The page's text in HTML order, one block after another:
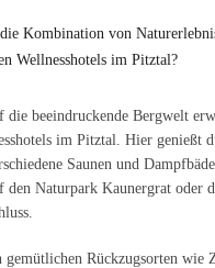
Kombination von
Wellnesshotels im Pitztal?
die beeindruckende Bergwelt
im Pitztal. Hier genießt
Saunen und
Naturpark Kaunergrat oder
gemütlichen Rückzugsorten wie